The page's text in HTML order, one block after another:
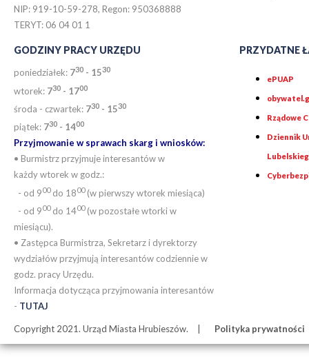
NIP: 919-10-59-278, Regon: 950368888
TERYT: 06 04 01 1
GODZINY PRACY URZĘDU
poniedziałek: 730 - 1530
wtorek: 730 - 1700
środa - czwartek: 730 - 1530
piątek: 730 - 1400
Przyjmowanie w sprawach skarg i wniosków:
• Burmistrz przyjmuje interesantów w
każdy wtorek w godz.:
- od 900do 1800(w pierwszy wtorek miesiąca)
- od 900do 1400(w pozostałe wtorki w
miesiącu).
• Zastępca Burmistrza, Sekretarz i dyrektorzy
wydziałów przyjmują interesantów codziennie w
godz. pracy Urzędu.
Informacja dotycząca przyjmowania interesantów
- TUTAJ
PRZYDATNE
ePUAP
Rządowe
Dziennik
Copyright 2021. Urząd Miasta Hrubieszów. Polityka prywatności